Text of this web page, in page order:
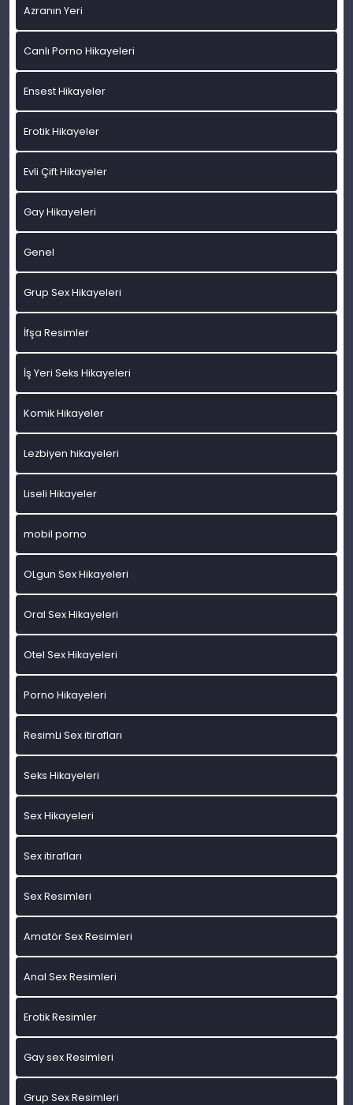
Azranın Yeri
Canlı Porno Hikayeleri
Ensest Hikayeler
Erotik Hikayeler
Evli Çift Hikayeler
Gay Hikayeleri
Genel
Grup Sex Hikayeleri
İfşa Resimler
İş Yeri Seks Hikayeleri
Komik Hikayeler
Lezbiyen hikayeleri
Liseli Hikayeler
mobil porno
OLgun Sex Hikayeleri
Oral Sex Hikayeleri
Otel Sex Hikayeleri
Porno Hikayeleri
ResimLi Sex itirafları
Seks Hikayeleri
Sex Hikayeleri
Sex itirafları
Sex Resimleri
Amatör Sex Resimleri
Anal Sex Resimleri
Erotik Resimler
Gay sex Resimleri
Grup Sex Resimleri